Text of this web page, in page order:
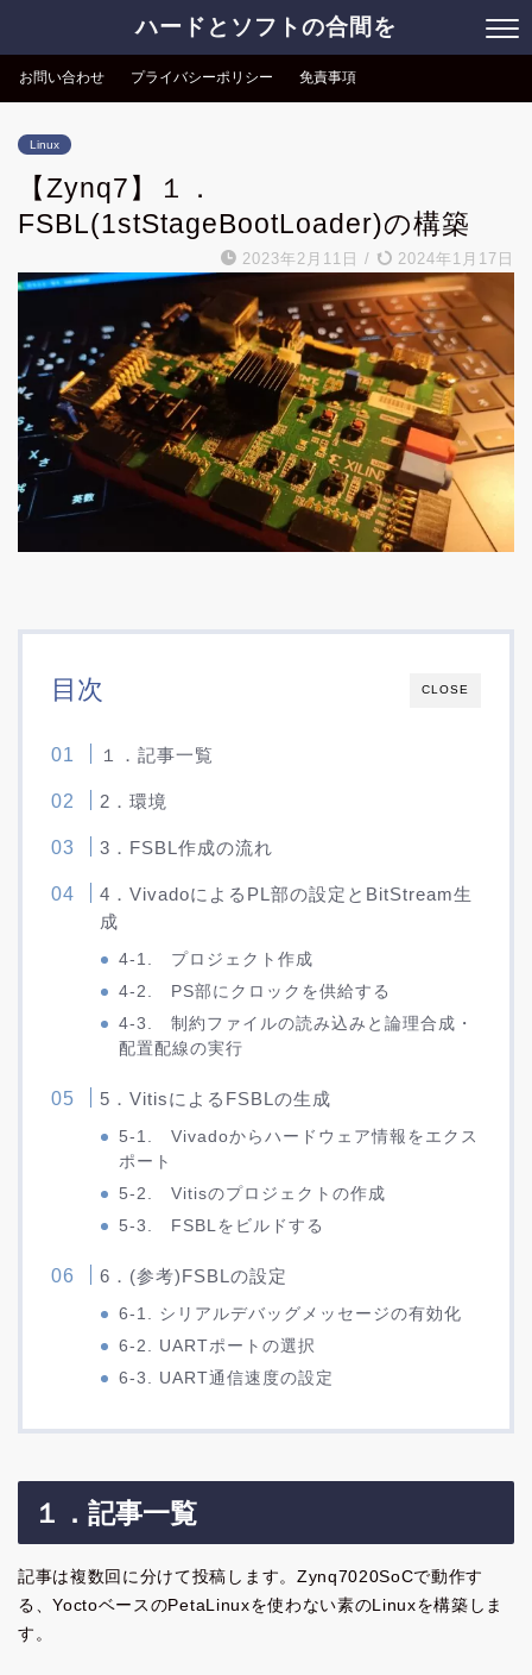
ハードとソフトの合間を
お問い合わせ プライバシーポリシー 免責事項
Linux
【Zynq7】１．
FSBL(1stStageBootLoader)の構築
2023年2月11日 / 2024年1月17日
CLOSE
目次
１．記事一覧
2．環境
3．FSBL作成の流れ
4．VivadoによるPL部の設定とBitStream生
成
4-1. プロジェクト作成
4-2. PS部にクロックを供給する
4-3. 制約ファイルの読み込みと論理合成・
配置配線の実行
5．VitisによるFSBLの生成
5-1. Vivadoからハードウェア情報をエクス
ポート
5-2. Vitisのプロジェクトの作成
5-3. FSBLをビルドする
6．(参考)FSBLの設定
6-1. シリアルデバッグメッセージの有効化
6-2. UARTポートの選択
6-3. UART通信速度の設定
１．記事一覧
記事は複数回に分けて投稿します。Zynq7020SoCで動作す
る、YoctoベースのPetaLinuxを使わない素のLinuxを構築しま
す。